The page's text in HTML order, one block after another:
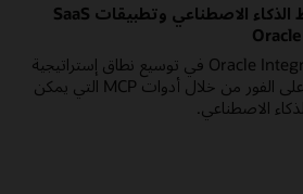
ندوة حسب الطلب: ربط الذكاء الاصطناعي وتطبيقات SaaS
يمكن أن تساعدك Oracle Integration في توسيع نطاق إستراتيجية
الذكاء الاصطناعي للوكلاء على الفور من خلال أدوات MCP التي يمكن